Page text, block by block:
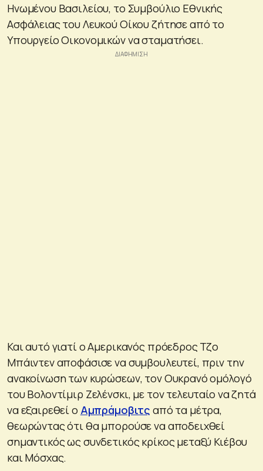
Ηνωμένου Βασιλείου, το Συμβούλιο Εθνικής
Ασφάλειας του Λευκού Οίκου ζήτησε από το
Υπουργείο Οικονομικών να σταματήσει.
Και αυτό γιατί ο Αμερικανός πρόεδρος Τζο
Μπάιντεν αποφάσισε να συμβουλευτεί, πριν την
ανακοίνωση των κυρώσεων, τον Ουκρανό ομόλογό
του Βολοντίμιρ Ζελένσκι, με τον τελευταίο να ζητά
να εξαιρεθεί ο Αμπράμοβιτς από τα μέτρα,
θεωρώντας ότι θα μπορούσε να αποδειχθεί
σημαντικός ως συνδετικός κρίκος μεταξύ Κιέβου
και Μόσχας.